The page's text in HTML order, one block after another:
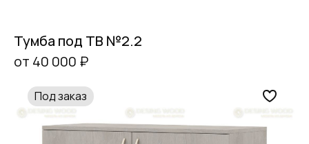
Тумба под ТВ №2.2
от 40 000 ₽
Под заказ